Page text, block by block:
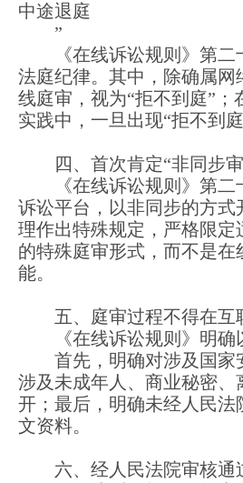
中途退庭
”
《在线诉讼规则》第
法庭纪律。其中，除确属
线庭审，视为“拒不到庭”
实践中，一旦出现“拒不到
四、首次肯定“非同步
《在线诉讼规则》第
诉讼平台，以非同步的方
理作出特殊规定，严格限
的特殊庭审形式，而不是
能。
五、庭审过程不得在互
《在线诉讼规则》明
首先，明确对涉及国
涉及未成年人、商业秘密
开；最后，明确未经人民
文资料。
六、经人民法院审核